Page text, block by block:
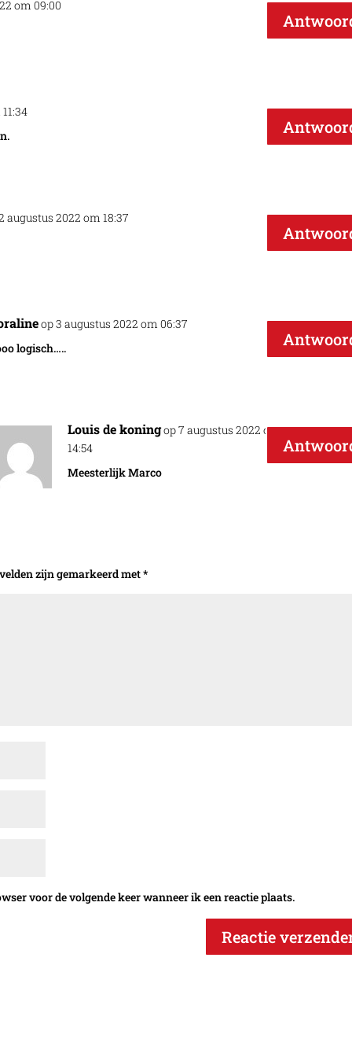
om 09:00
augustus 2022 om 18:37
op 3 augustus 2022 om 06:37
logisch…..
Louis de koningop 7 augustus 2022 om
14:54
Meesterlijk Marco
zijn gemarkeerd met*
voor de volgende keer wanneer ik een reactie plaats.